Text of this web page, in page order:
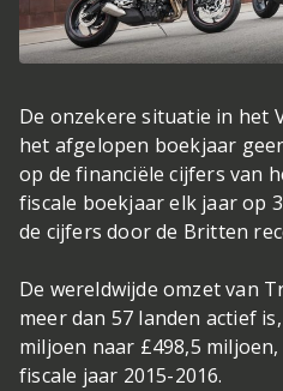
De onzekere situatie in het
het afgelopen boekjaar
op de financiële cijfers van
fiscale boekjaar elk jaar op
de cijfers door de Britten
De wereldwijde omzet van
meer dan 57 landen actief
miljoen naar £498,5
fiscale jaar 2015-2016.